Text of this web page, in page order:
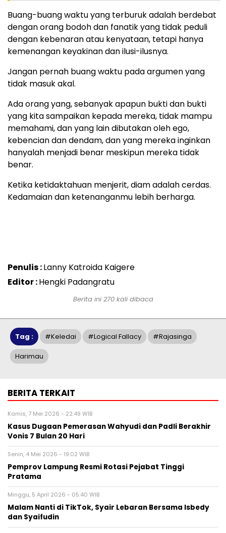
Buang-buang waktu yang terburuk adalah berdebat
dengan orang bodoh dan fanatik yang tidak peduli
dengan kebenaran atau kenyataan, tetapi hanya
kemenangan keyakinan dan ilusi-ilusnya.
Jangan pernah buang waktu pada argumen yang
tidak masuk akal.
Ada orang yang, sebanyak apapun bukti dan bukti
yang kita sampaikan kepada mereka, tidak mampu
memahami, dan yang lain dibutakan oleh ego,
kebencian dan dendam, dan yang mereka inginkan
hanyalah menjadi benar meskipun mereka tidak
benar.
Ketika ketidaktahuan menjerit, diam adalah cerdas.
Kedamaian dan ketenanganmu lebih berharga.
Penulis :Lanny Katroida Kaigere
Editor :Hengki Padangratu
Berita ini 270 kali dibaca
Tag : #keledai #logical Fallacy #rajasinga
Harimau
BERITA TERKAIT
Kamis, 7 Mei 2026 - 22:49 WIB
Kasus Dugaan Pemerasan Wahyudi dan Padli Berakhir
Vonis 7 Bulan 20 Hari
Senin, 4 Mei 2026 - 19:02 WIB
Pemprov Lampung Resmi Rotasi Pejabat Tinggi
Pratama
Minggu, 5 April 2026 - 05:40 WIB
Malam Nanti di TikTok, Syair Lebaran Bersama Isbedy
dan Syaifudin